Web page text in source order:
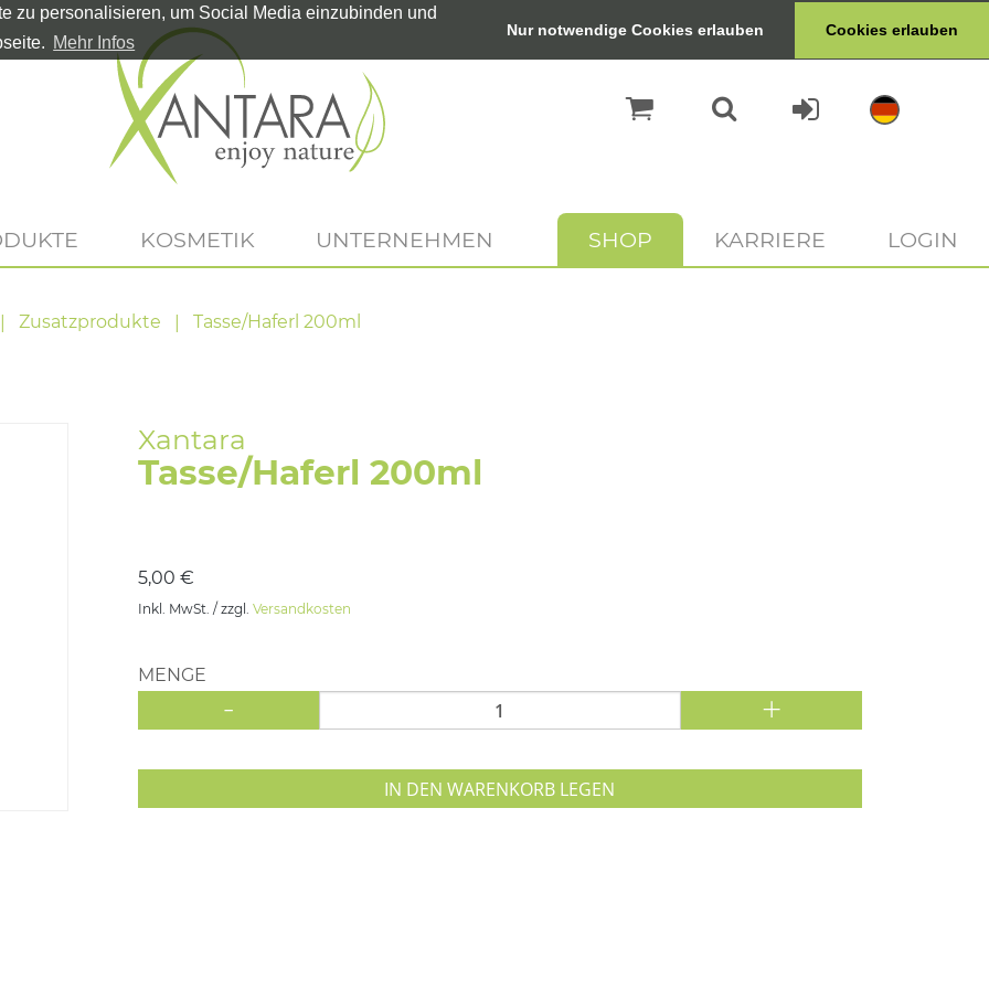
zu personalisieren, um Social Media einzubinden und
Mehr Infos
Nur notwendige Cookies erlauben Cookies erlauben
KOSMETIK UNTERNEHMEN SHOP KARRIERE LOGIN
Zusatzprodukte Tasse/Haferl 200ml
Tasse/Haferl 200ml
5,00 €
Inkl. MwSt. / zzgl. Versandkosten
MENGE
- +
IN DEN WARENKORB LEGEN